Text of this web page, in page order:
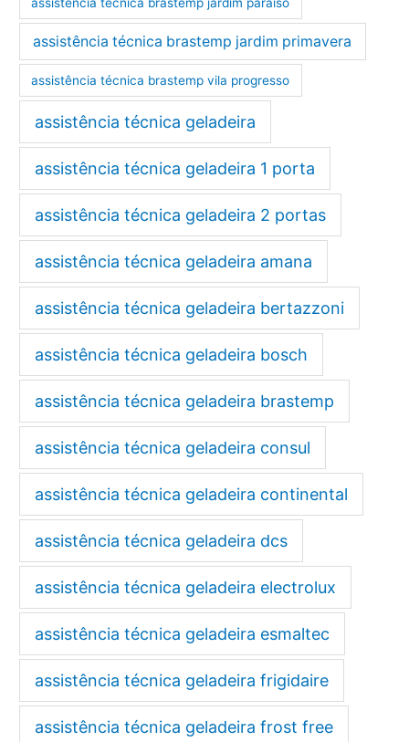
assistência técnica brastemp jardim paraíso
assistência técnica brastemp jardim primavera
assistência técnica brastemp vila progresso
assistência técnica geladeira
assistência técnica geladeira 1 porta
assistência técnica geladeira 2 portas
assistência técnica geladeira amana
assistência técnica geladeira bertazzoni
assistência técnica geladeira bosch
assistência técnica geladeira brastemp
assistência técnica geladeira consul
assistência técnica geladeira continental
assistência técnica geladeira dcs
assistência técnica geladeira electrolux
assistência técnica geladeira esmaltec
assistência técnica geladeira frigidaire
assistência técnica geladeira frost free